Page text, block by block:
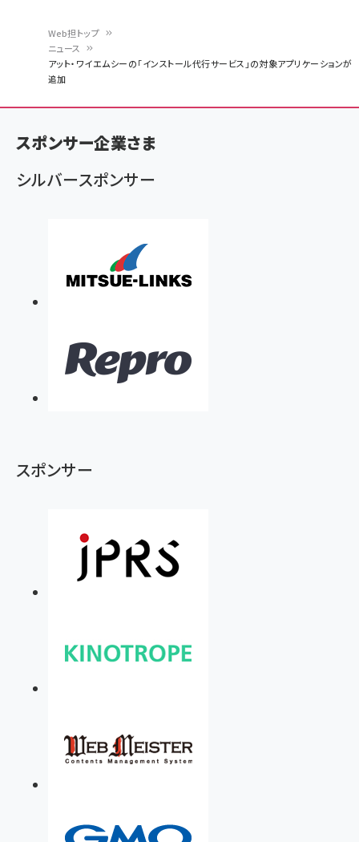
く
ず
Web担トップ
ニュース
アット・ワイエムシーの「インストール代行サービス」の対象アプリケーションが
追加
スポンサー企業さま
シルバースポンサー
スポンサー